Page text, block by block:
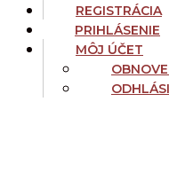
REGISTRÁCIA
PRIHLÁSENIE
MÔJ ÚČET